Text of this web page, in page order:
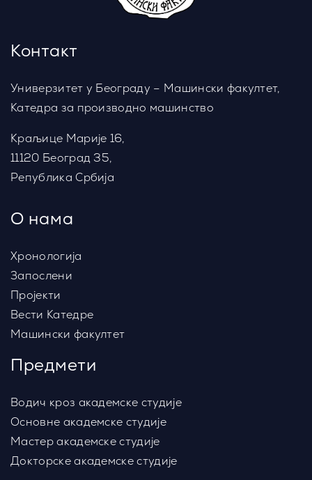
Контакт
Универзитет у Београду – Машински факултет,
Катедра за производно машинство
Краљице Марије 16,
11120 Београд 35,
Република Србија
О нама
Хронологија
Запослени
Пројекти
Вести Катедре
Машински факултет
Предмети
Водич кроз академске студије
Основне академске студије
Мастер академске студије
Докторске академске студије